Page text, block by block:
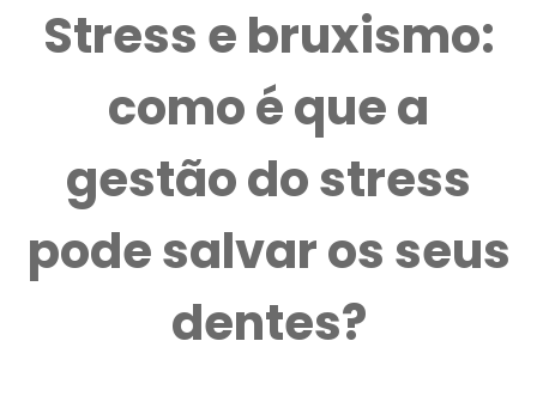
Stress e bruxismo:
como é que a
gestão do stress
pode salvar os seus
dentes?